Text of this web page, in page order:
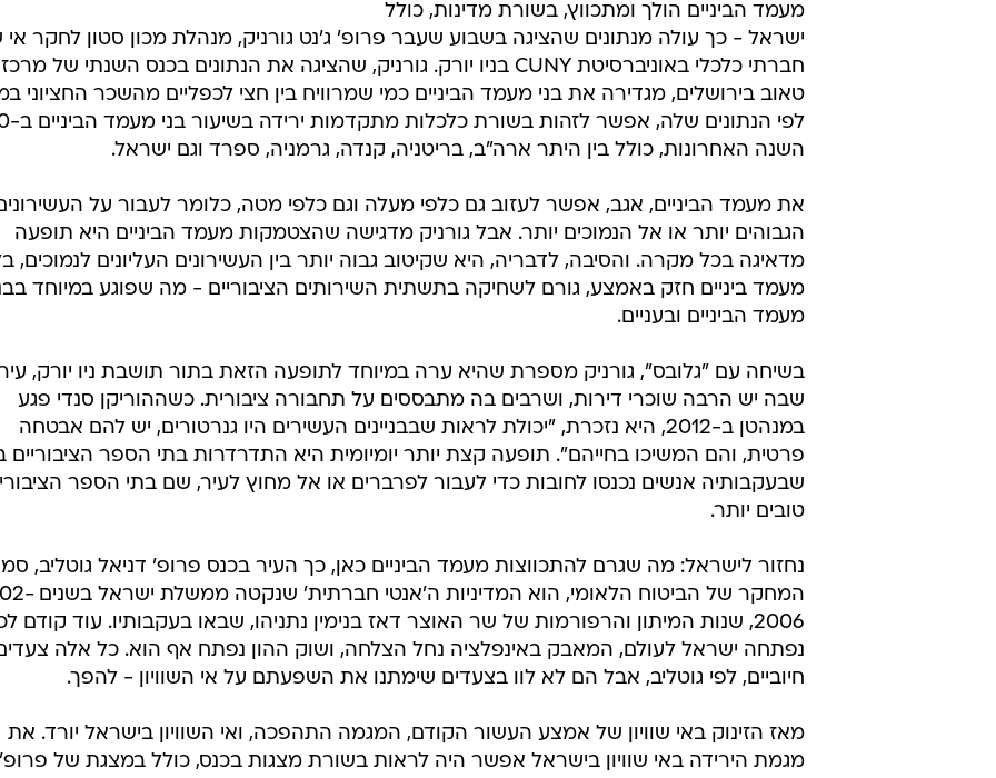
מעמד הביניים הולך ומתכווץ, בשורת מדינות, כולל
ישראל - כך עולה מנתונים שהציגה בשבוע שעבר פרופ' ג'נט גורניק, מנהלת מכון סטון לחקר אי
חברתי כלכלי באוניברסיטת CUNY בניו יורק. גורניק, שהציגה את הנתונים בכנס השנתי של מרכז
טאוב בירושלים, מגדירה את בני מעמד הביניים כמי שמרוויח בין חצי לכפליים מהשכר החציוני
לפי הנתונים שלה, אפשר
השנה האחרונות, כולל בין היתר ארה"ב, בריטניה, קנדה, גרמניה, ספרד וגם ישראל.
את מעמד הביניים, אגב, אפשר לעזוב גם כלפי מעלה וגם כלפי מטה, כלומר לעבור על
הגבוהים יותר או אל הנמוכים יותר. אבל גורניק מדגישה שהצטמקות מעמד הביניים היא תופעה
מדאיגה בכל מקרה. והסיבה, לדבריה, היא שקיטוב גבוה יותר בין העשירונים העליונים לנמוכים,
מעמד ביניים חזק באמצע, גורם לשחיקה בתשתית השירותים הציבוריים - מה שפוגע במיוחד
מעמד הביניים ובעניים.
בשיחה עם "גלובס", גורניק מספרת שהיא ערה במיוחד לתופעה הזאת בתור תושבת ניו יורק,
שבה יש הרבה שוכרי דירות, ושרבים בה מתבססים על תחבורה ציבורית. כשההוריקן סנדי פגע
במנהטן ב-2012, היא נזכרת, "יכולת לראות שבבניינים העשירים היו גנרטורים, יש להם אבטחה
פרטית, והם המשיכו בחייהם". תופעה קצת יותר יומיומית היא התדרדרות בתי הספר הציבוריים
שבעקבותיה אנשים נכנסו לחובות כדי לעבור לפרברים או אל מחוץ לעיר, שם בתי הספר
טובים יותר.
נחזור לישראל: מה שגרם להתכווצות מעמד הביניים כאן, כך העיר בכנס פרופ' דניאל גוטליב,
המחקר של הביטוח הלאומי, הוא המדיניות
2006, שנות המיתון והרפורמות של שר האוצר דאז בנימין נתניהו, שבאו בעקבותיו. עוד קודם
נפתחה ישראל לעולם, המאבק באינפלציה נחל הצלחה, ושוק ההון נפתח אף הוא. כל אלה
חיוביים, לפי גוטליב, אבל הם לא לוו בצעדים שימתנו את השפעתם על אי השוויון - להפך.
מאז הזינוק באי שוויון של אמצע העשור הקודם, המגמה התהפכה, ואי השוויון בישראל יורד. את
מגמת הירידה באי שוויון בישראל אפשר היה לראות בשורת מצגות בכנס, כולל במצגת של